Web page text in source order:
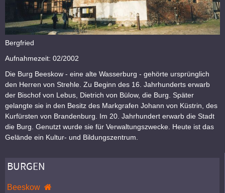
Bergfried
Aufnahmezeit: 02/2002
Die Burg Beeskow - eine alte Wasserburg - gehörte ursprünglich
den Herren von Strehle. Zu Beginn des 16. Jahrhunderts erwarb
der Bischof von Lebus, Dietrich von Bülow, die Burg. Später
gelangte sie in den Besitz des Markgrafen Johann von Küstrin, des
Kurfürsten von Brandenburg. Im 20. Jahrhundert erwarb die Stadt
die Burg. Genutzt wurde sie für Verwaltungszwecke. Heute ist das
Gelände ein Kultur- und Bildungszentrum.
BURGEN
Beeskow